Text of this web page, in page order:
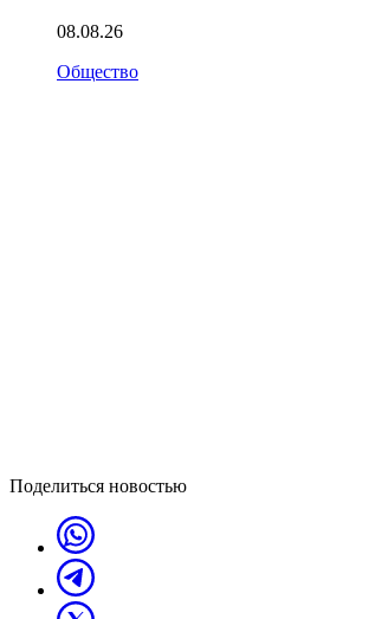
08.08.26
Общество
Поделиться новостью